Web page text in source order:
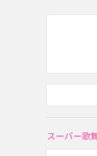
スーパー歌